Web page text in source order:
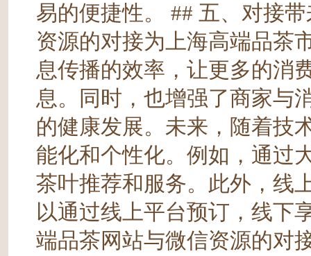
易的便捷性。 ## 五、对接
资源的对接为上海高端品茶
息传播的效率，让更多的消
息。同时，也增强了商家与
的健康发展。未来，随着技
能化和个性化。例如，通过
茶叶推荐和服务。此外，线
以通过线上平台预订，线下
端品茶网站与微信资源的对